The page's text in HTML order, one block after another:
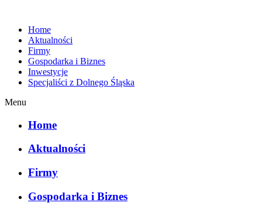
Home
Aktualności
Firmy
Gospodarka i Biznes
Inwestycje
Specjaliści z Dolnego Śląska
Menu
Home
Aktualności
Firmy
Gospodarka i Biznes